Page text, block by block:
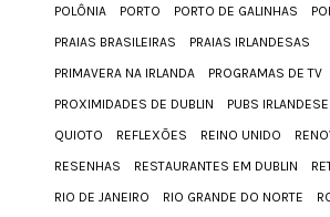
POLÔNIA
PORTO PORTO DE GALINHAS
PRAIAS BRASILEIRAS
PRAIAS IRLANDESAS
PRIMAVERA NA IRLANDA
PROGRAMAS DE TV
PROXIMIDADES DE DUBLIN
PUBS
QUIOTO
REFLEXÕES REINO UNIDO
RESENHAS
RESTAURANTES EM DUBLIN
RIO DE JANEIRO
RIO GRANDE DO NORTE